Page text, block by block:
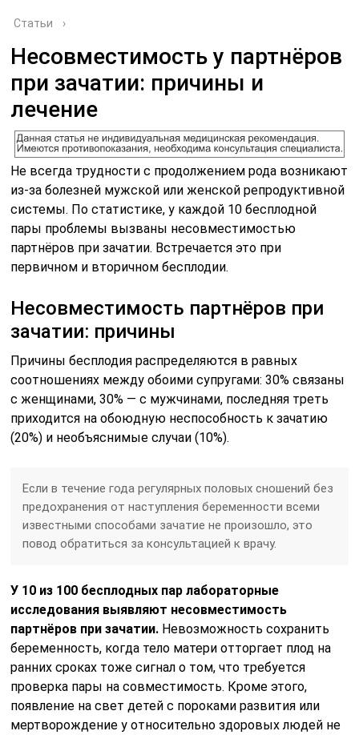
Статьи ›
Несовместимость у партнёров
при зачатии: причины и
лечение
Не всегда трудности с продолжением рода возникают
из-за болезней мужской или женской репродуктивной
системы. По статистике, у каждой 10 бесплодной
пары проблемы вызваны несовместимостью
партнёров при зачатии. Встречается это при
первичном и вторичном бесплодии.
Несовместимость партнёров при
зачатии: причины
Причины бесплодия распределяются в равных
соотношениях между обоими супругами: 30% связаны
с женщинами, 30% — с мужчинами, последняя треть
приходится на обоюдную неспособность к зачатию
(20%) и необъяснимые случаи (10%).
Если в течение года регулярных половых сношений без
предохранения от наступления беременности всеми
известными способами зачатие не произошло, это
повод обратиться за консультацией к врачу.
У 10 из 100 бесплодных пар лабораторные
исследования выявляют несовместимость
партнёров при зачатии. Невозможность сохранить
беременность, когда тело матери отторгает плод на
ранних сроках тоже сигнал о том, что требуется
проверка пары на совместимость. Кроме этого,
появление на свет детей с пороками развития или
мертворождение у относительно здоровых людей не